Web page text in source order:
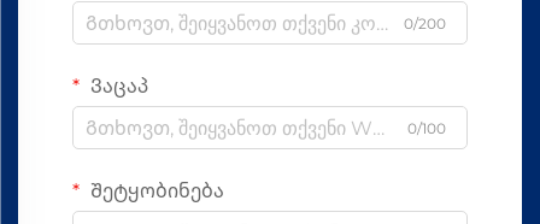
0/200
Ვაცაპ
0/100
Შეტყობინება